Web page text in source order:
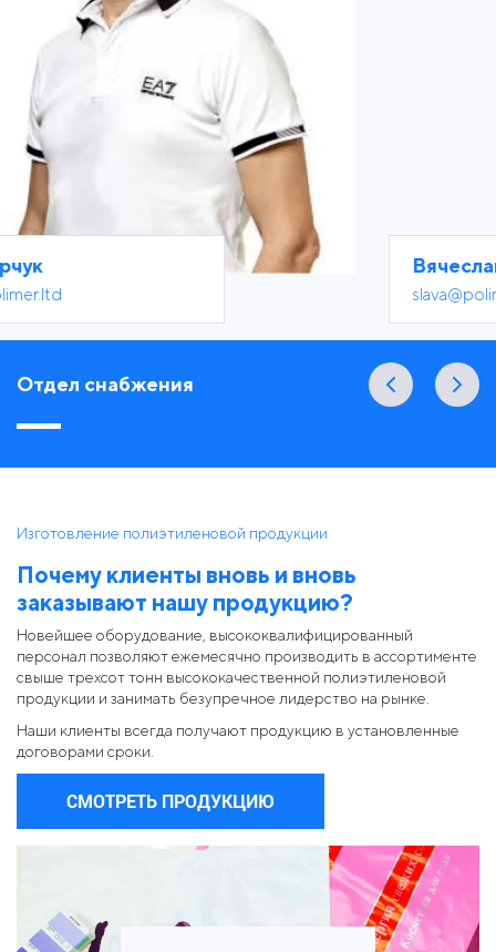
Вячеслав Пивоваров
slava@polimer.ltd
Отдел снабжения
Изготовление полиэтиленовой продукции
Почему клиенты вновь и вновь
заказывают нашу продукцию?
Новейшее оборудование, высококвалифицированный
персонал позволяют ежемесячно производить в ассортименте
свыше трехсот тонн высококачественной полиэтиленовой
продукции и занимать безупречное лидерство на рынке.
Наши клиенты всегда получают продукцию в установленные
договорами сроки.
СМОТРЕТЬ ПРОДУКЦИЮ